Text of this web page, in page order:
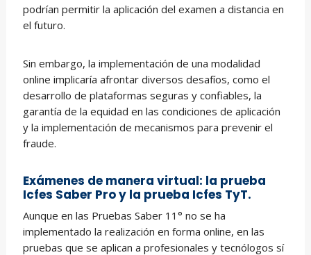
podrían permitir la aplicación del examen a distancia en
el futuro.
Sin embargo, la implementación de una modalidad
online implicaría afrontar diversos desafíos, como el
desarrollo de plataformas seguras y confiables, la
garantía de la equidad en las condiciones de aplicación
y la implementación de mecanismos para prevenir el
fraude.
Exámenes de manera virtual: la prueba
Icfes Saber Proy la prueba Icfes TyT.
Aunque en las Pruebas Saber 11° no se ha
implementado la realización en forma online, en las
pruebas que se aplican a profesionales y tecnólogos sí